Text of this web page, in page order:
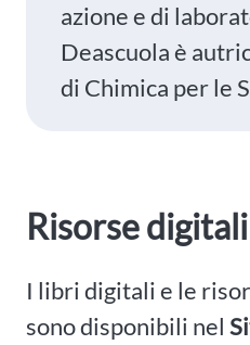
azione e di
Deascuola è
di Chimica per le
Risorse digitali
I libri digitali e le
sono disponibili nel